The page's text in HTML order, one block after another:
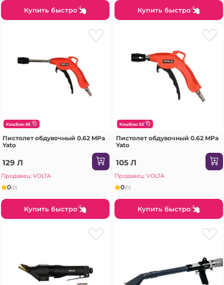
Купить быстро Купить быстро
КэшБэк: 65
Пистолет обдувочный 0.62 MPa
Yato
129 Л
Продавец: VOLTA
0(0)
Купить быстро
КэшБэк: 53
Пистолет обдувочный 0.62 MPa
Yato
105 Л
Продавец: VOLTA
0(0)
Купить быстро